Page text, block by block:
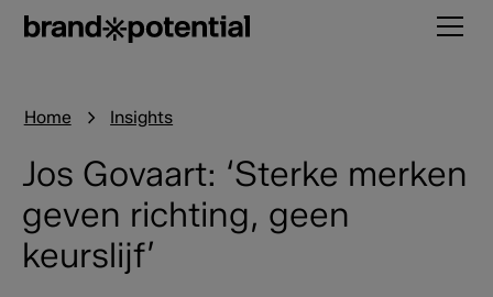
Home Insights
Jos Govaart: ‘Sterke merken
geven richting, geen
keurslijf’